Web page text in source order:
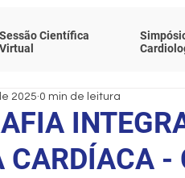
CARDÍACA -
2025 0 min de leitura
Sessão Científica
Virtual